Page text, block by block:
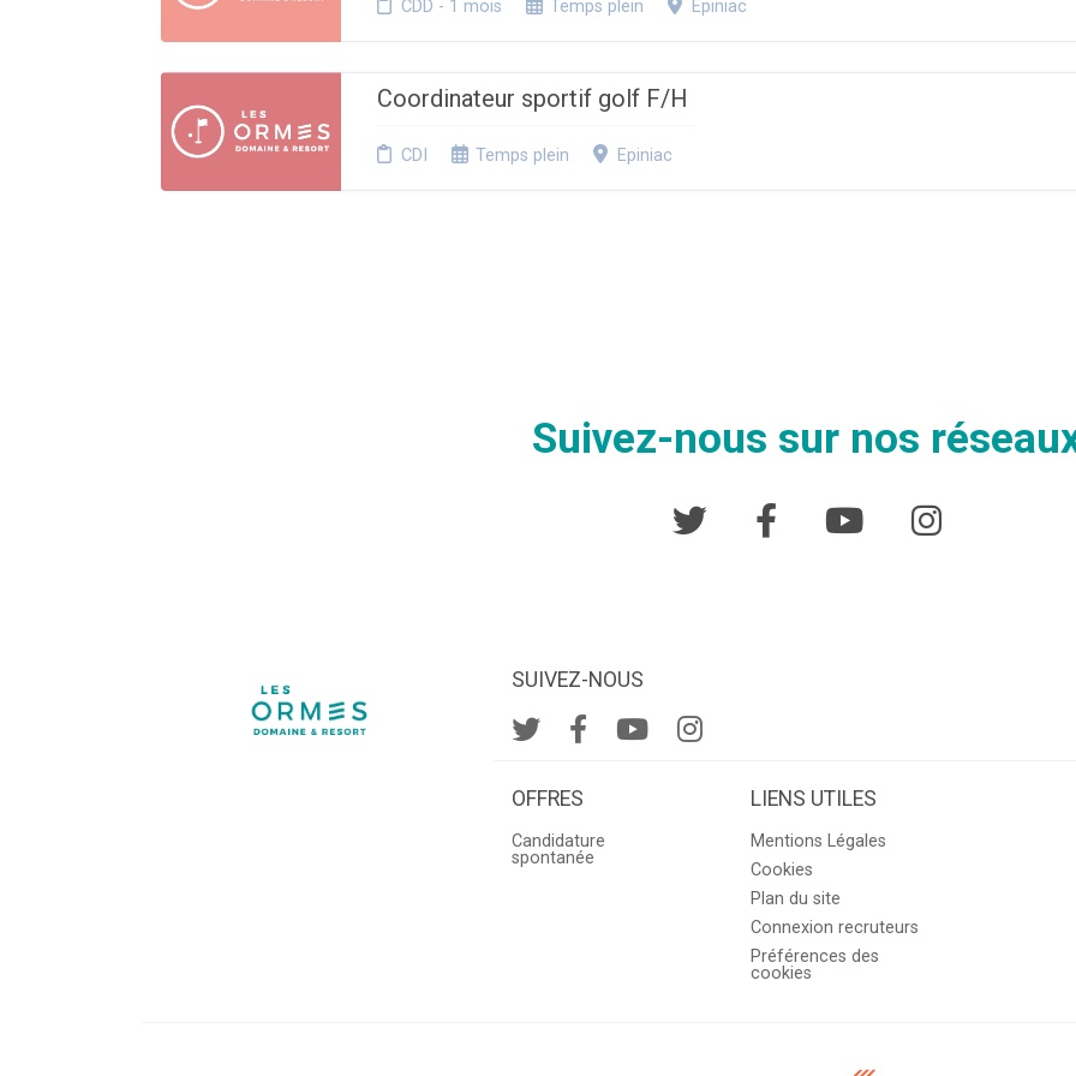
CDD - 1 mois Temps plein Epiniac
Coordinateur sportif golf F/H
CDI Temps plein Epiniac
Suivez-nous sur nos
SUIVEZ-NOUS
OFFRES
Candidature
spontanée
LIENS UTILES
Mentions Légales
Cookies
Plan du site
Connexion recruteurs
Préférences des
cookies